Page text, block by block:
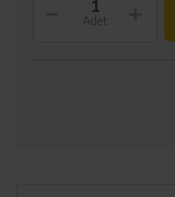
Adet